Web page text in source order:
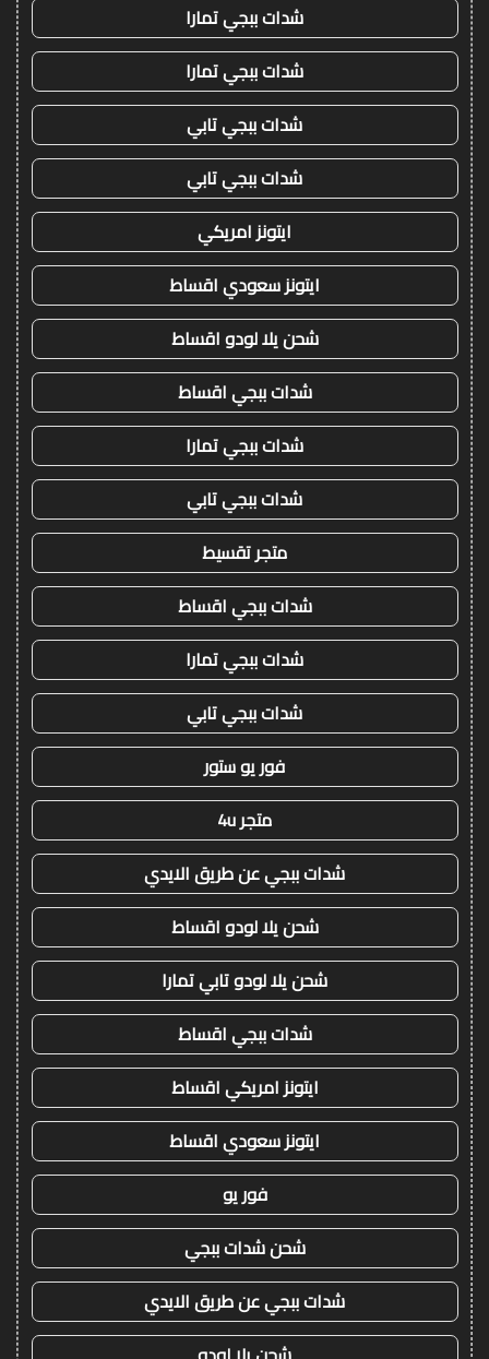
شدات ببجي تمارا
شدات ببجي تمارا
شدات ببجي تابي
شدات ببجي تابي
ايتونز امريكي
ايتونز سعودي اقساط
شحن يلا لودو اقساط
شدات ببجي اقساط
شدات ببجي تمارا
شدات ببجي تابي
متجر تقسيط
شدات ببجي اقساط
شدات ببجي تمارا
شدات ببجي تابي
فور يو ستور
متجر 4u
شدات ببجي عن طريق الايدي
شحن يلا لودو اقساط
شحن يلا لودو تابي تمارا
شدات ببجي اقساط
ايتونز امريكي اقساط
ايتونز سعودي اقساط
فور يو
شحن شدات ببجي
شدات ببجي عن طريق الايدي